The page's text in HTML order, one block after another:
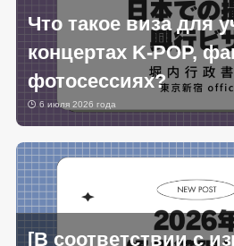
Что такое виза для
концертах K-POP,
фотосессиях?
6 июля 2026 года
[В соответствии с